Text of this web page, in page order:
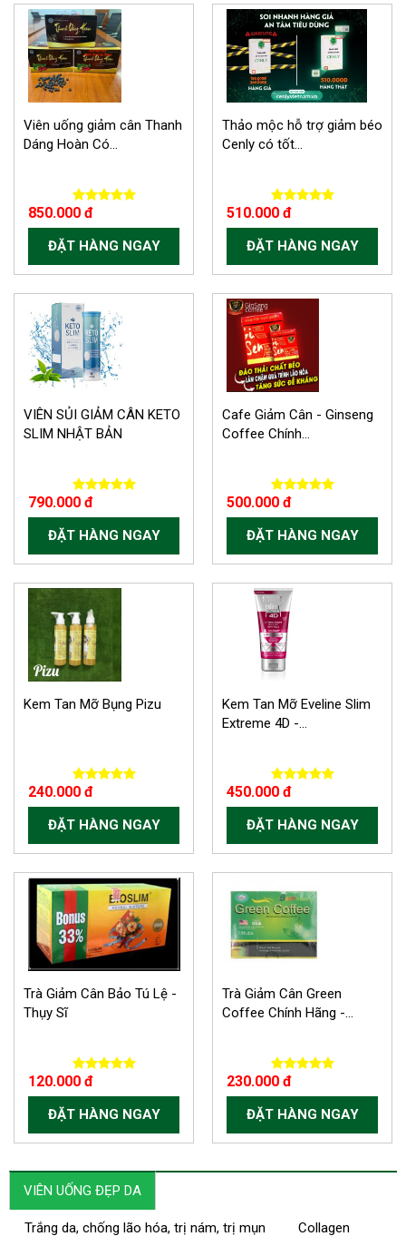
Viên uống giảm cân Thanh
Dáng Hoàn Có...
850.000 đ
ĐẶT HÀNG NGAY
Thảo mộc hỗ trợ giảm béo
Cenly có tốt...
510.000 đ
ĐẶT HÀNG NGAY
VIÊN SỦI GIẢM CÂN KETO
SLIM NHẬT BẢN
790.000 đ
ĐẶT HÀNG NGAY
Cafe Giảm Cân - Ginseng
Coffee Chính...
500.000 đ
ĐẶT HÀNG NGAY
Kem Tan Mỡ Bụng Pizu
240.000 đ
ĐẶT HÀNG NGAY
Kem Tan Mỡ Eveline Slim
Extreme 4D -...
450.000 đ
ĐẶT HÀNG NGAY
Trà Giảm Cân Bảo Tú Lệ -
Thụy Sĩ
120.000 đ
ĐẶT HÀNG NGAY
Trà Giảm Cân Green
Coffee Chính Hãng -...
230.000 đ
ĐẶT HÀNG NGAY
VIÊN UỐNG ĐẸP DA
Trắng da, chống lão hóa, trị nám, trị mụn Collagen